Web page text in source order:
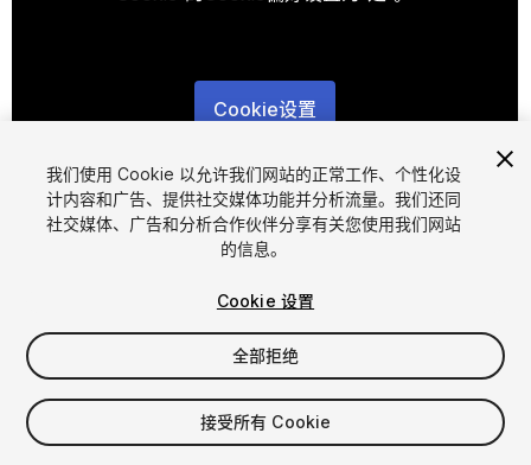
Cookie设置
1/20
$35
增值税将在结算时计算
我们使用 Cookie 以允许我们网站的正常工作、个性化设
计内容和广告、提供社交媒体功能并分析流量。我们还同
社交媒体、广告和分析合作伙伴分享有关您使用我们网站
的信息。
Cookie 设置
全部拒绝
接受所有 Cookie